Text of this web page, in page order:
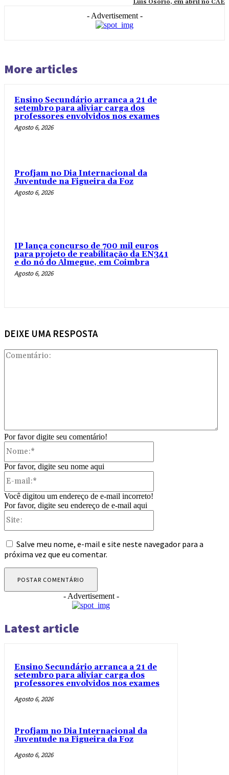
Luís Osório, em abril no CAE
- Advertisement -
More articles
Ensino Secundário arranca a 21 de
setembro para aliviar carga dos
professores envolvidos nos exames
Agosto 6, 2026
Profjam no Dia Internacional da
Juventude na Figueira da Foz
Agosto 6, 2026
IP lança concurso de 700 mil euros
para projeto de reabilitação da EN341
e do nó do Almegue, em Coimbra
Agosto 6, 2026
DEIXE UMA RESPOSTA
Por favor digite seu comentário!
Por favor, digite seu nome aqui
Você digitou um endereço de e-mail incorreto!
Por favor, digite seu endereço de e-mail aqui
Salve meu nome, e-mail e site neste navegador para a
próxima vez que eu comentar.
- Advertisement -
Latest article
Ensino Secundário arranca a 21 de
setembro para aliviar carga dos
professores envolvidos nos exames
Agosto 6, 2026
Profjam no Dia Internacional da
Juventude na Figueira da Foz
Agosto 6, 2026